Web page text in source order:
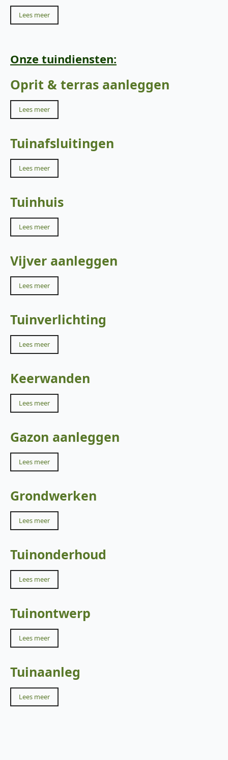
Lees meer
Onze tuindiensten:
Oprit & terras aanleggen
Lees meer
Tuinafsluitingen
Lees meer
Tuinhuis
Lees meer
Vijver aanleggen
Lees meer
Tuinverlichting
Lees meer
Keerwanden
Lees meer
Gazon aanleggen
Lees meer
Grondwerken
Lees meer
Tuinonderhoud
Lees meer
Tuinontwerp
Lees meer
Tuinaanleg
Lees meer